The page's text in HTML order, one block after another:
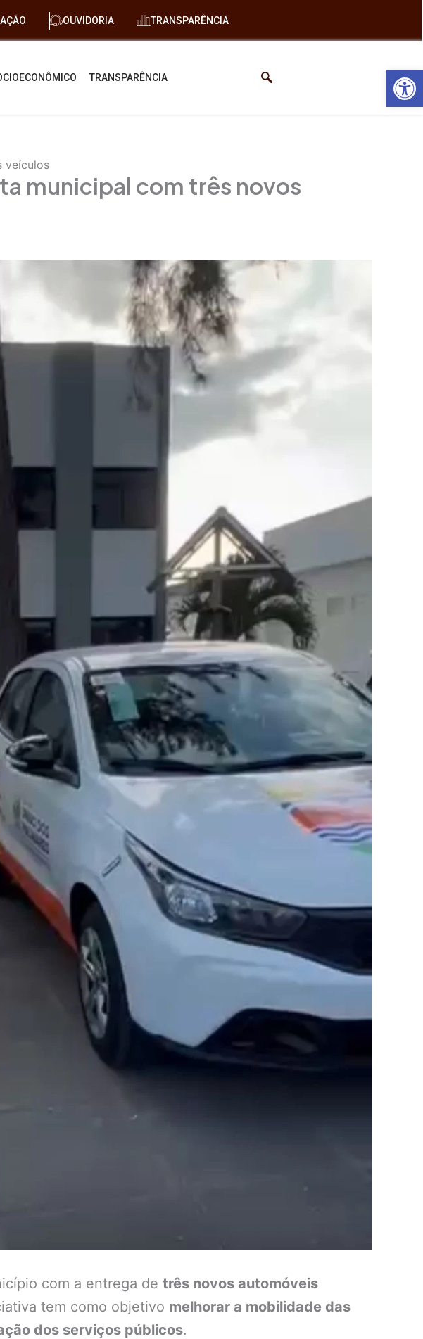
Abrir
OUVIDORIA TRANSPARÊNCIA
TRANSPARÊNCIA
veículos
municipal com três novos
com a entrega de três novos automóveis
tem como objetivo melhorar a mobilidade das
dos serviços públicos.